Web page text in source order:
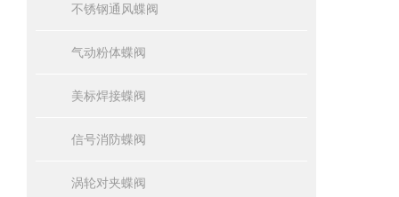
不锈钢通风蝶阀
气动粉体蝶阀
美标焊接蝶阀
信号消防蝶阀
涡轮对夹蝶阀